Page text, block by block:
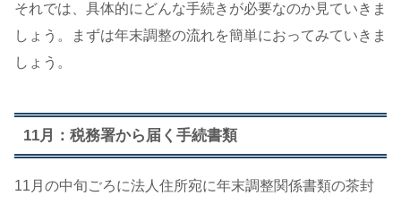
それでは、具体的にどんな手続きが必要なのか見ていきま
しょう。まずは年末調整の流れを簡単におってみていきま
しょう。
11月：税務署から届く手続書類
11月の中旬ごろに法人住所宛に年末調整関係書類の茶封